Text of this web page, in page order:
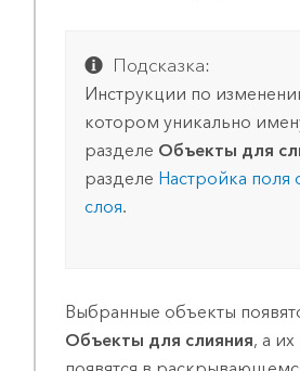
Подсказка:
Инструкции по
котором уникально
разделе Объекты для
разделе Настройка поля
слоя.
Выбранные объекты
Объекты для слияния, а